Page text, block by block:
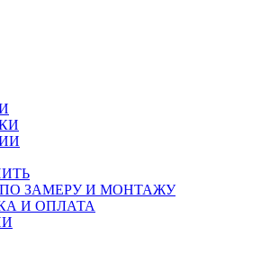
ЗАМЕРУ И МОНТАЖУ
И ОПЛАТА